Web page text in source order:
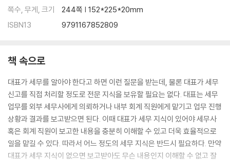
4. 자금 조달 성공 사례 분석: 세무 관리가 승부를 가른 순간 216
5. 스타트업 절세 성공 사례: 돈을 버는 것이 아닌 지키는 법 222
8. 돈이 없어도 동기부여하는 방법: 스톡옵션 세제 혜택 238
쪽수, 무게, 크기
244쪽 | 152*225*20mm
ISBN13
9791167852809
책 속으로
대표가 세무를 알아야 한다고 하면 이런 질문을 받는데, 물론 대표가 세무
신고를 직접 처리할 정도로 전문 지식을 보유할 필요는 없다. 대표는 세무
업무를 외부 세무사에게 의뢰하거나 내부 회계 직원에게 맡기고 업무 진행
상황과 결과를 보고받으면 된다. 이때 대표가 세무 지식이 있어야 세무사
혹은 회계 직원이 보고한 내용을 충분히 이해할 수 있고 더욱 효율적으로
일을 맡길 수 있다. 따라서 어느 정도의 세무 지식은 반드시 필요하다. 만약
대표가 세무 지식이 없으면 보고받아도 무슨 내용인지 이해할 수 없고 잘